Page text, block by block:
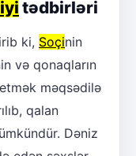
tədbirləri
ki, Soçinin
və qonaqların
məqsədilə
qalan
Dəniz